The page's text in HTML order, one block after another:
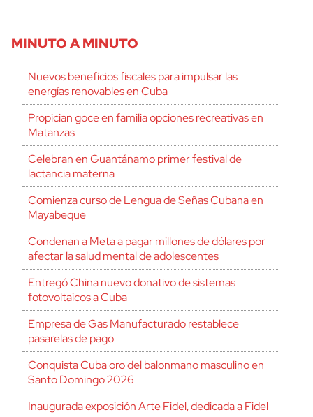
MINUTO A MINUTO
Nuevos beneficios fiscales para impulsar las
energías renovables en Cuba
Propician goce en familia opciones recreativas en
Matanzas
Celebran en Guantánamo primer festival de
lactancia materna
Comienza curso de Lengua de Señas Cubana en
Mayabeque
Condenan a Meta a pagar millones de dólares por
afectar la salud mental de adolescentes
Entregó China nuevo donativo de sistemas
fotovoltaicos a Cuba
Empresa de Gas Manufacturado restablece
pasarelas de pago
Conquista Cuba oro del balonmano masculino en
Santo Domingo 2026
Inaugurada exposición Arte Fidel, dedicada a Fidel